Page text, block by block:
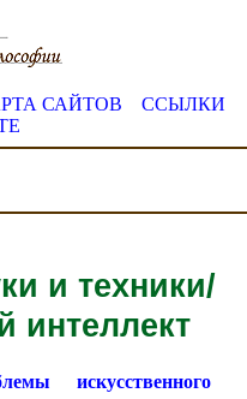
САЙТОВ
ССЫЛКИ
и техники/
интеллект
искусственного